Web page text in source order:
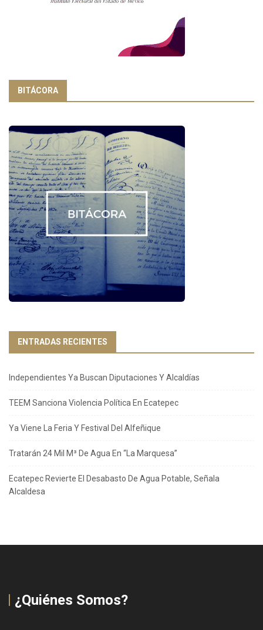
BITÁCORA
ENTRADAS RECIENTES
Independientes Ya Buscan Diputaciones Y Alcaldías
TEEM Sanciona Violencia Política En Ecatepec
Ya Viene La Feria Y Festival Del Alfeñique
Tratarán 24 Mil M³ De Agua En “La Marquesa”
Ecatepec Revierte El Desabasto De Agua Potable, Señala
Alcaldesa
¿Quiénes Somos?